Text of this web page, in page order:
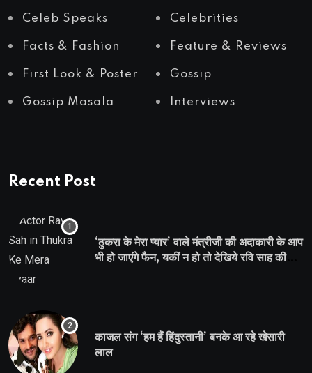
Celeb Speaks Celebrities
Facts & Fashion Feature & Reviews
First Look & Poster Gossip
Gossip Masala Interviews
Recent Post
‘ठुकरा के मेरा प्यार’ वाले मंत्रीजी की अदाकारी के आप
भी हो जाएंगे फैन, यकीं न हो तो देखिये रवि साह की
काजल संग ‘हम हैं हिंदुस्तानी’ बनके आ रहे खेसारी
लाल